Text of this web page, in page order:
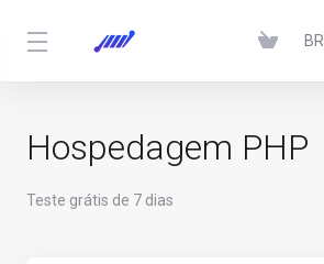
BRL
Hospedagem PHP
Teste grátis de 7 dias